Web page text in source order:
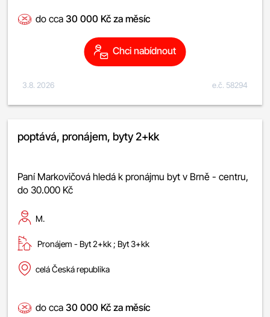
město);Veveří (Část obce, Obec Brno, Okres Brno-
do cca30 000 Kč za měsíc
Chci nabídnout
3.8. 2026 e.č. 58294
poptává, pronájem, byty 2+kk
Paní Markovičová hledá k pronájmu byt v Brně - centru,
do 30.000 Kč
M.
Pronájem - byt 2+kk ; byt 3+kk
celá Česká republika
do cca30 000 Kč za měsíc